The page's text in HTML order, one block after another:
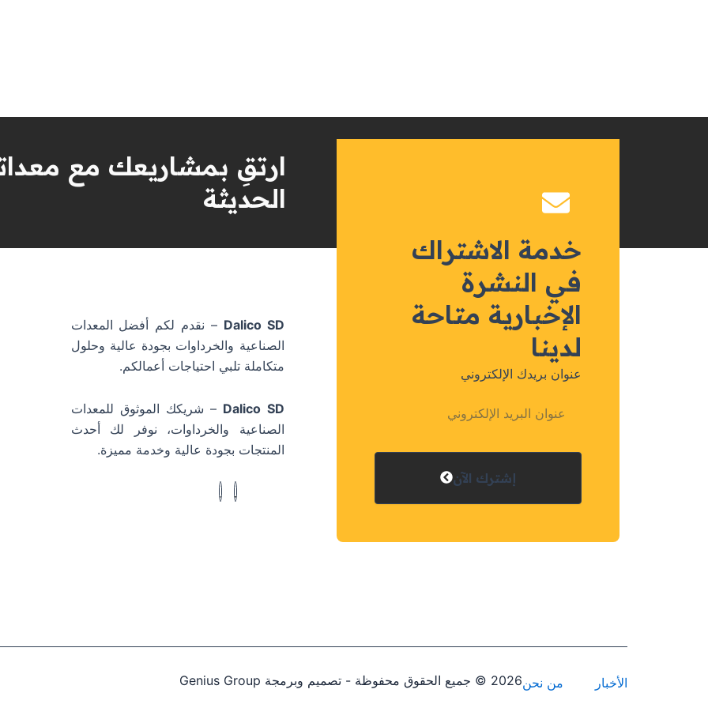
ارتقِ بمشاريعك مع
الحديثة
خدمة الاشتراك
في النشرة
الإخبارية متاحة
لدينا
عنوان بريدك الإلكتروني
إشترك الآن
Dalico SD – نقدم لكم أفضل المعدات
الصناعية والخرداوات بجودة عالية وحلول
متكاملة تلبي احتياجات أعمالكم.
Dalico SD – شريكك الموثوق للمعدات
الصناعية والخرداوات، نوفر لك أحدث
المنتجات بجودة عالية وخدمة مميزة.
الأخبار من نحن2026 © جميع الحقوق محفوظة - تصميم وبرمجة Genius Group